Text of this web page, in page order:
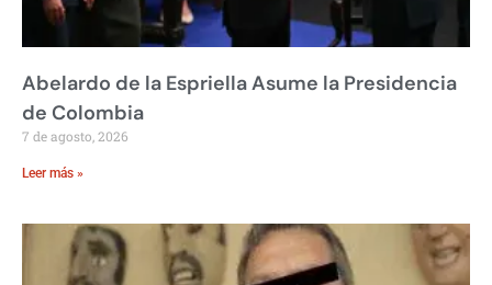
Abelardo de la Espriella Asume la Presidencia
de Colombia
7 de agosto, 2026
Leer más »